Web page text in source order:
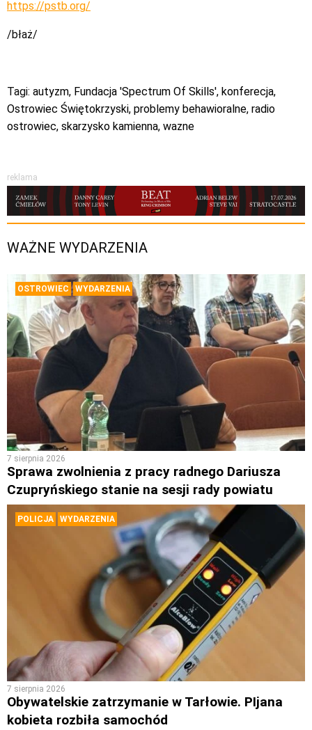
https://pstb.org/
/błaż/
Tagi: autyzm, Fundacja 'Spectrum Of Skills', konferecja,
Ostrowiec Świętokrzyski, problemy behawioralne, radio
ostrowiec, skarzysko kamienna, wazne
reklama
WAŻNE WYDARZENIA
OSTROWIEC WYDARZENIA
7 sierpnia 2026
Sprawa zwolnienia z pracy radnego Dariusza
Czupryńskiego stanie na sesji rady powiatu
POLICJA WYDARZENIA
7 sierpnia 2026
Obywatelskie zatrzymanie w Tarłowie. PIjana
kobieta rozbiła samochód